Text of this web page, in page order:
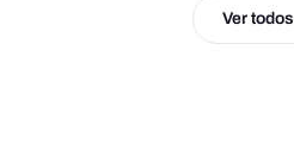
Ver todos